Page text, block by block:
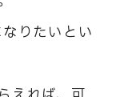
りたいとい